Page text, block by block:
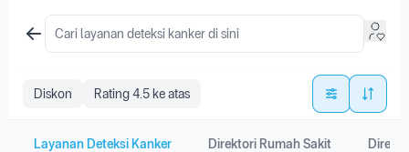
Diskon Rating 4.5 ke atas
Layanan Deteksi Kanker Direktori Rumah Sakit